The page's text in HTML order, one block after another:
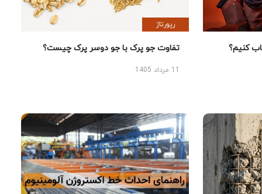
کنیم؟
رپورتاژ
تفاوت جو پرک با جو دوسر پرک چیست؟